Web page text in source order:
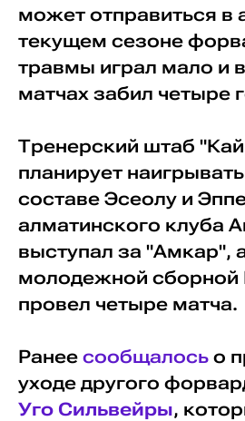
может отправиться в
текущем сезоне
травмы играл мало и
матчах забил четыре
Тренерский штаб
планирует
составе Эсеолу и
алматинского клуба
выступал за "Амкар",
молодежной сборной
провел четыре матча.
Ранее сообщалосьо
уходе другого
Уго Сильвейры,